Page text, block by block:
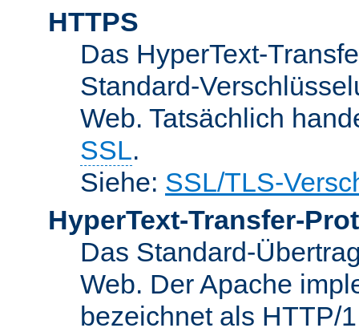
HTTPS
Das HyperText-
Standard-
Web. Tatsächlich
SSL.
Siehe: SSL/TLS-
HyperText-Transfer-
Das Standard-
Web. Der Apache
bezeichnet als HTTP/